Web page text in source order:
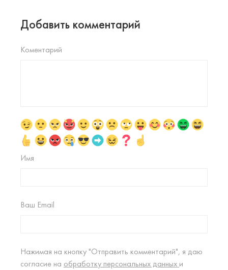
Добавить комментарий
Коментарий
Имя
Ваш Email
Нажимая на кнопку "Отправить комментарий", я даю
согласие на обработку персональных данных и